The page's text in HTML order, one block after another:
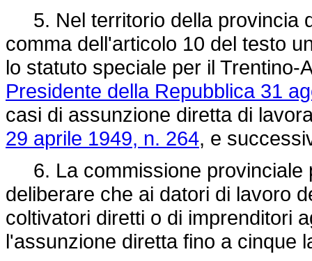
5. Nel territorio della provincia
comma dell'articolo 10 del testo
lo statuto speciale per il
Presidente della Repubblica 31
casi di assunzione diretta di
29 aprile 1949, n. 264, e
6. La commissione provinciale
deliberare che ai datori di lavoro
coltivatori diretti o di imprenditori
l'assunzione diretta fino a cinque